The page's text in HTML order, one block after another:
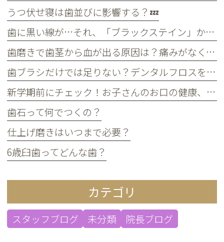
うつ伏せ寝は歯並びに影響する？💤
歯に黒い線が…それ、「ブラックステイン」かもしれません！
歯磨きで歯茎から血が出る原因は？痛みがなくても受診すべき判断基準
歯ブラシだけでは足りない？デンタルフロスを使うメリット
新学期前にチェック！お子さんのお口の健康、大丈夫？
歯石って何でつくの？
仕上げ磨きはいつまで必要？
6歳臼歯ってどんな歯？
カテゴリ
スタッフブログ 未分類 院長ブログ